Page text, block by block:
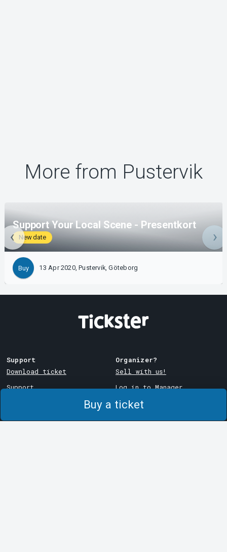
Buy a ticket
More from Pustervik
Support Your Local Scene - Presentkort
New date
Buy 13 Apr 2020, Pustervik, Göteborg
Support
Download ticket
Support
Purchase and delivery
Organizer?
Sell with us!
Log in to Manager
System Support